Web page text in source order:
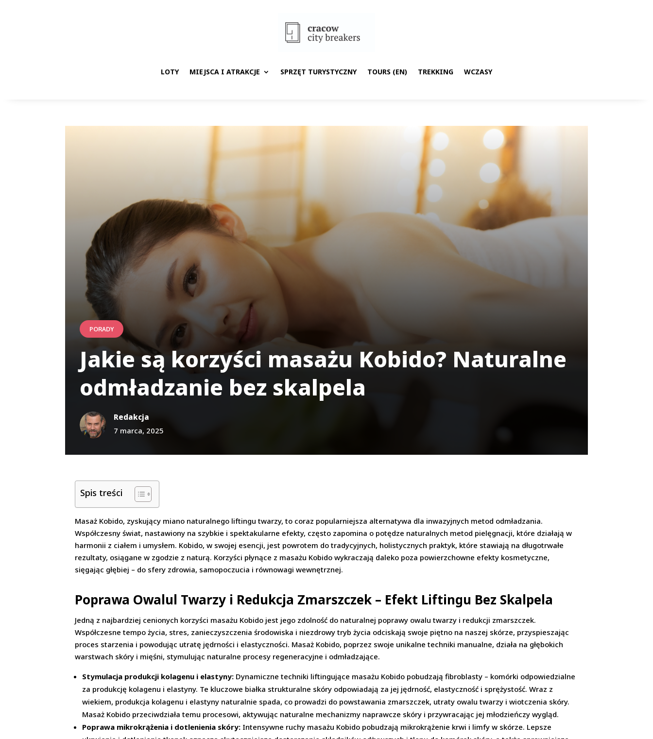
LOTY MIEJSCA I ATRAKCJE SPRZĘT TURYSTYCZNY TOURS (EN) TREKKING WCZASY
PORADY
Jakie są korzyści masażu Kobido? Naturalne
odmładzanie bez skalpela
Redakcja
7 marca, 2025
Spis treści
Masaż Kobido, zyskujący miano naturalnego liftingu twarzy, to coraz popularniejsza alternatywa dla inwazyjnych metod odmładzania.
Współczesny świat, nastawiony na szybkie i spektakularne efekty, często zapomina o potędze naturalnych metod pielęgnacji, które działają w
harmonii z ciałem i umysłem. Kobido, w swojej esencji, jest powrotem do tradycyjnych, holistycznych praktyk, które stawiają na długotrwałe
rezultaty, osiągane w zgodzie z naturą. Korzyści płynące z masażu Kobido wykraczają daleko poza powierzchowne efekty kosmetyczne,
sięgając głębiej – do sfery zdrowia, samopoczucia i równowagi wewnętrznej.
Poprawa Owalul Twarzy i Redukcja Zmarszczek – Efekt Liftingu Bez Skalpela
Jedną z najbardziej cenionych korzyści masażu Kobido jest jego zdolność do naturalnej poprawy owalu twarzy i redukcji zmarszczek.
Współczesne tempo życia, stres, zanieczyszczenia środowiska i niezdrowy tryb życia odciskają swoje piętno na naszej skórze, przyspieszając
proces starzenia i powodując utratę jędrności i elastyczności. Masaż Kobido, poprzez swoje unikalne techniki manualne, działa na głębokich
warstwach skóry i mięśni, stymulując naturalne procesy regeneracyjne i odmładzające.
Stymulacja produkcji kolagenu i elastyny: Dynamiczne techniki liftingujące masażu Kobido pobudzają fibroblasty – komórki odpowiedzialne
za produkcję kolagenu i elastyny. Te kluczowe białka strukturalne skóry odpowiadają za jej jędrność, elastyczność i sprężystość. Wraz z
wiekiem, produkcja kolagenu i elastyny naturalnie spada, co prowadzi do powstawania zmarszczek, utraty owalu twarzy i wiotczenia skóry.
Masaż Kobido przeciwdziała temu procesowi, aktywując naturalne mechanizmy naprawcze skóry i przywracając jej młodzieńczy wygląd.
Poprawa mikrokrążenia i dotlenienia skóry: Intensywne ruchy masażu Kobido pobudzają mikrokrążenie krwi i limfy w skórze. Lepsze